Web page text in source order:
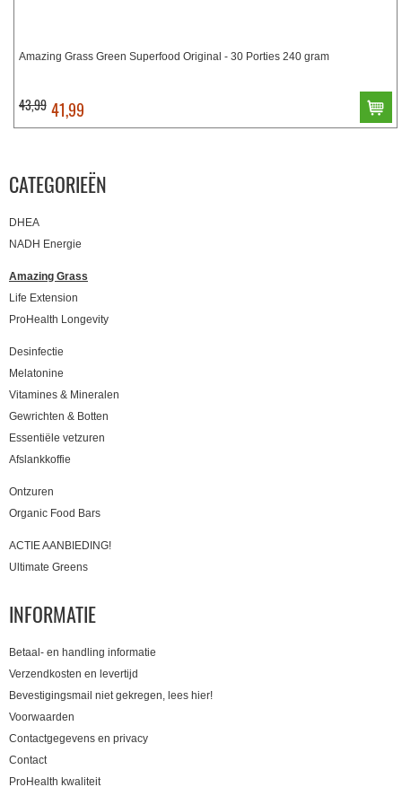
CATEGORIEËN
DHEA
NADH Energie
Amazing Grass
Life Extension
ProHealth Longevity
Desinfectie
Melatonine
Vitamines & Mineralen
Gewrichten & Botten
Essentiële vetzuren
Afslankkoffie
Ontzuren
Organic Food Bars
ACTIE AANBIEDING!
Ultimate Greens
INFORMATIE
Betaal- en handling informatie
Verzendkosten en levertijd
Bevestigingsmail niet gekregen, lees hier!
Voorwaarden
Contactgegevens en privacy
Contact
ProHealth kwaliteit
Amazing Grass Green Superfood Original - 30 Porties 240 gram
43,99 41,99